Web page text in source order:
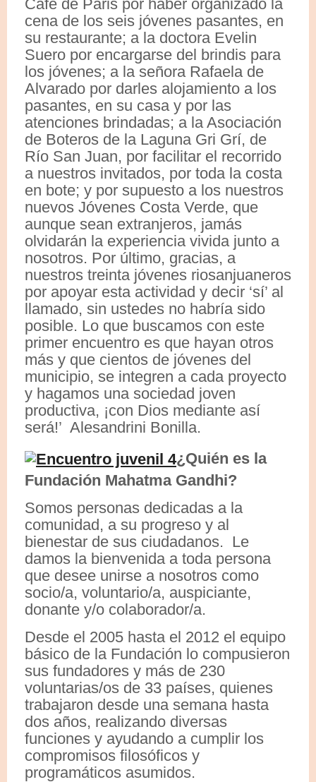
Cafè de Paris por haber organizado la
cena de los seis jóvenes pasantes, en
su restaurante; a la doctora Evelin
Suero por encargarse del brindis para
los jóvenes; a la señora Rafaela de
Alvarado por darles alojamiento a los
pasantes, en su casa y por las
atenciones brindadas; a la Asociación
de Boteros de la Laguna Gri Grí, de
Río San Juan, por facilitar el recorrido
a nuestros invitados, por toda la costa
en bote; y por supuesto a los nuestros
nuevos Jóvenes Costa Verde, que
aunque sean extranjeros, jamás
olvidarán la experiencia vivida junto a
nosotros. Por último, gracias, a
nuestros treinta jóvenes riosanjuaneros
por apoyar esta actividad y decir ‘sí’ al
llamado, sin ustedes no habría sido
posible. Lo que buscamos con este
primer encuentro es que hayan otros
más y que cientos de jóvenes del
municipio, se integren a cada proyecto
y hagamos una sociedad joven
productiva, ¡con Dios mediante así
será!’ Alesandrini Bonilla.
¿Quién es la
Fundación Mahatma Gandhi?
Somos personas dedicadas a la
comunidad, a su progreso y al
bienestar de sus ciudadanos. Le
damos la bienvenida a toda persona
que desee unirse a nosotros como
socio/a, voluntario/a, auspiciante,
donante y/o colaborador/a.
Desde el 2005 hasta el 2012 el equipo
básico de la Fundación lo compusieron
sus fundadores y más de 230
voluntarias/os de 33 países, quienes
trabajaron desde una semana hasta
dos años, realizando diversas
funciones y ayudando a cumplir los
compromisos filosóficos y
programáticos asumidos.